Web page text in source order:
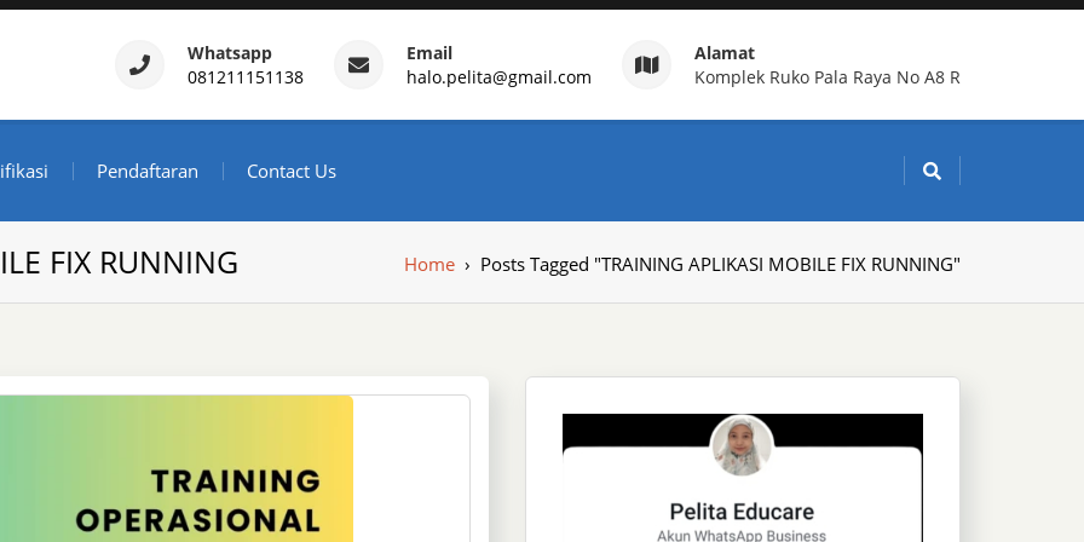
– Daftar Training Indonesia
Whatsapp
081211151138
Email
halo.pelita@gmail.com
Alamat
Komplek Ruko Pala Raya No A8 R
Pendaftaran Contact Us
FIX RUNNING Home › Posts Tagged "TRAINING APLIKASI MOBILE FIX RUNNING"